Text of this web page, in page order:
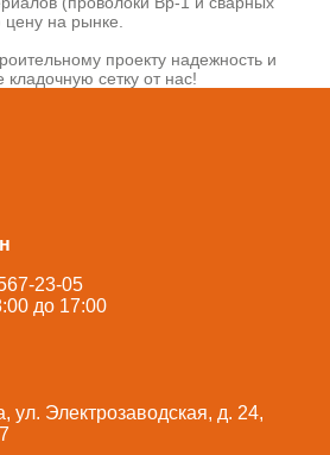
на рынке.
проекту надежность и
кладочную сетку от нас!
23-05
до 17:00
ул. Электрозаводская, д. 24,